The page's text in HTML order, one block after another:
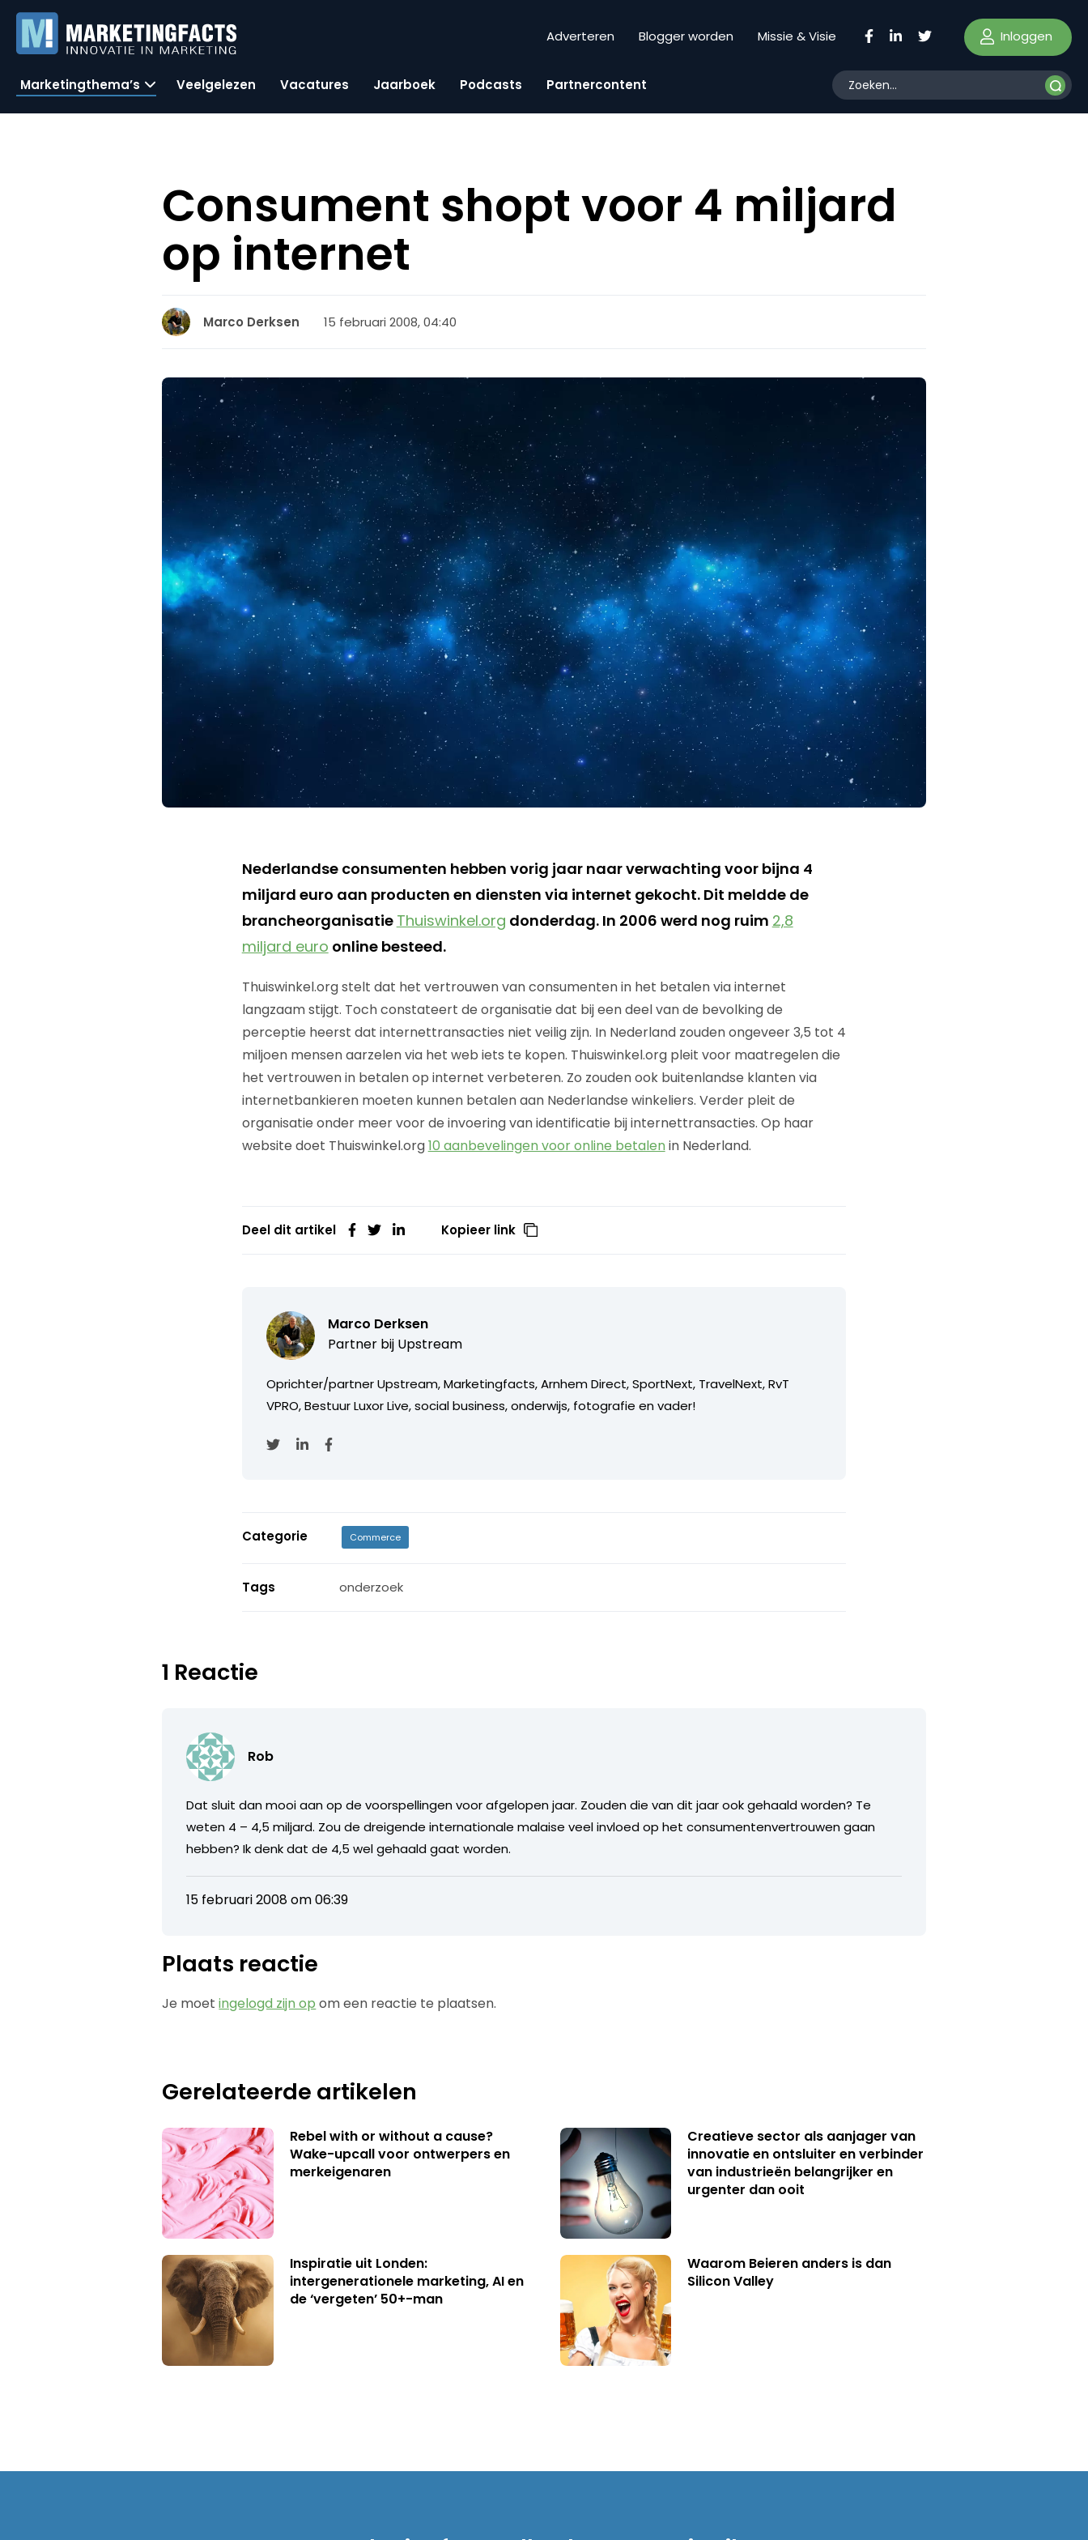
Adverteren Blogger worden Missie & Visie Inloggen
Marketingthema’s Veelgelezen Vacatures Jaarboek Podcasts Partnercontent
Consument shopt voor 4 miljard
op internet
Marco Derksen 15 februari 2008, 04:40
Nederlandse consumenten hebben vorig jaar naar verwachting voor bijna 4
miljard euro aan producten en diensten via internet gekocht. Dit meldde de
brancheorganisatie Thuiswinkel.org donderdag. In 2006 werd nog ruim 2,8
miljard euro online besteed.
Thuiswinkel.org stelt dat het vertrouwen van consumenten in het betalen via internet
langzaam stijgt. Toch constateert de organisatie dat bij een deel van de bevolking de
perceptie heerst dat internettransacties niet veilig zijn. In Nederland zouden ongeveer 3,5 tot 4
miljoen mensen aarzelen via het web iets te kopen. Thuiswinkel.org pleit voor maatregelen die
het vertrouwen in betalen op internet verbeteren. Zo zouden ook buitenlandse klanten via
internetbankieren moeten kunnen betalen aan Nederlandse winkeliers. Verder pleit de
organisatie onder meer voor de invoering van identificatie bij internettransacties. Op haar
website doet Thuiswinkel.org10 aanbevelingen voor online betalen in Nederland.
Deel dit artikel Kopieer link
Marco Derksen
Partner bij Upstream
Oprichter/partner Upstream, Marketingfacts, Arnhem Direct, SportNext, TravelNext, RvT
VPRO, Bestuur Luxor Live, social business, onderwijs, fotografie en vader!
Categorie Commerce
Tags onderzoek
1 Reactie
Rob
Dat sluit dan mooi aan op de voorspellingen voor afgelopen jaar. Zouden die van dit jaar ook gehaald worden? Te
weten 4 – 4,5 miljard. Zou de dreigende internationale malaise veel invloed op het consumentenvertrouwen gaan
hebben? Ik denk dat de 4,5 wel gehaald gaat worden.
15 februari 2008 om 06:39
Plaats reactie
Je moetingelogd zijn op om een reactie te plaatsen.
Gerelateerde artikelen
Rebel with or without a cause?
Wake-upcall voor ontwerpers en
merkeigenaren
Creatieve sector als aanjager van
innovatie en ontsluiter en verbinder
van industrieën belangrijker en
urgenter dan ooit
Inspiratie uit Londen:
intergenerationele marketing, AI en
de ‘vergeten’ 50+-man
Waarom Beieren anders is dan
Silicon Valley